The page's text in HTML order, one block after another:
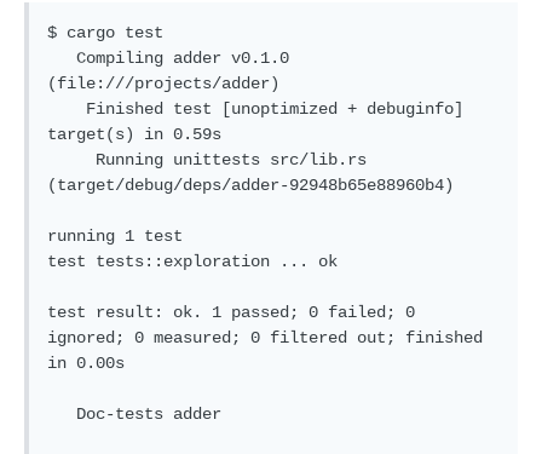
$ cargo test
(file:///projects/adder)
target(s) in 0.59s
(target/debug/deps/adder-92948b65e88960b4)
running 1 test
test tests::exploration ... ok
test result: ok. 1 passed; 0 failed; 0
ignored; 0 measured; 0 filtered out; finished
in 0.00s